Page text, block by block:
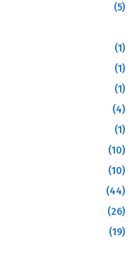
(5)
(1)
(1)
(1)
(4)
(1)
(10)
(10)
(44)
(26)
(19)